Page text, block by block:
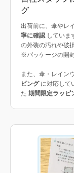
グ
出荷前に、傘やレ
寧に確認 していま
の外装の汚れや破
※パッケージの開
また、傘・レイン
ピングに対応して
た 期間限定ラッピ